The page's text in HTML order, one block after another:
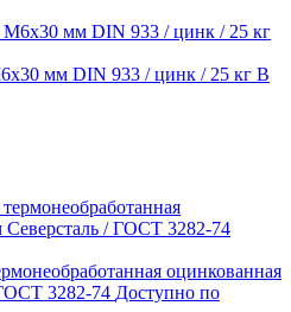
мм DIN 933 / цинк / 25 кг В
оцинкованная
3282-74 Доступно по